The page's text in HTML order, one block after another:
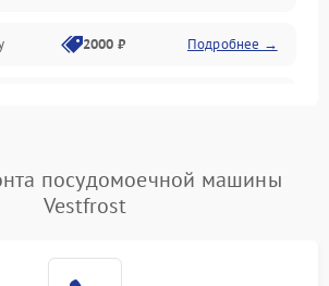
2000 ₽ Подробнее →
1800 ₽ Подробнее →
посудомоечной машины
Vestfrost